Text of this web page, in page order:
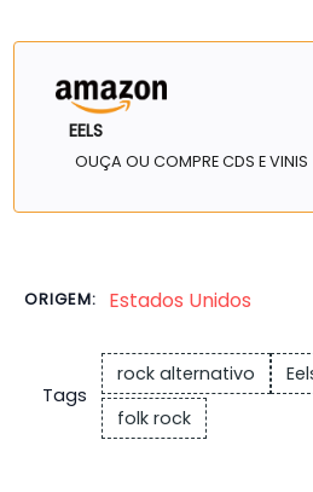
EELS
OUÇA OU COMPRE CDS E VINIS
ORIGEM: Estados Unidos
Tags
rock alternativo
folk rock